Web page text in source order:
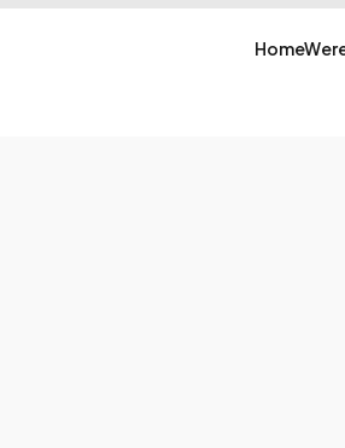
Home